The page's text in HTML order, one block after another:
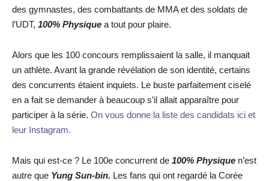
des gymnastes, des combattants de MMA et des soldats de
l’UDT, 100% Physique a tout pour plaire.
Alors que les 100 concours remplissaient la salle, il manquait
un athlète. Avant la grande révélation de son identité, certains
des concurrents étaient inquiets. Le buste parfaitement ciselé
en a fait se demander à beaucoup s’il allait apparaître pour
participer à la série. On vous donne la liste des candidats ici et
leur Instagram.
Mais qui est-ce ? Le 100e concurrent de 100% Physique n’est
autre que Yung Sun-bin. Les fans qui ont regardé la Corée